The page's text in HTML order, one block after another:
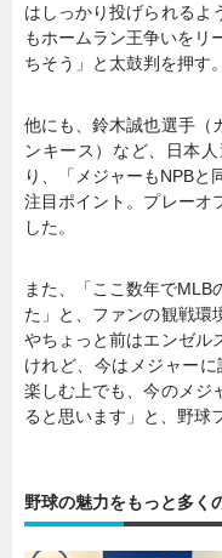
はしっかり投げられるよ
もホームラン王争いをリ
ちそう」と太鼓判を押す。
他にも、鈴木誠也選手（
ンキース）など、日本
り、「メジャーもNPBと
注目ポイント。プレーオ
した。
また、「ここ数年でMLB
た」と、ファンの観戦環
やちょっと前はエンゼル
けれど、今はメジャー
楽しむ上でも、今のメジ
ると思います」と、野球
野球の魅力をもっと多く